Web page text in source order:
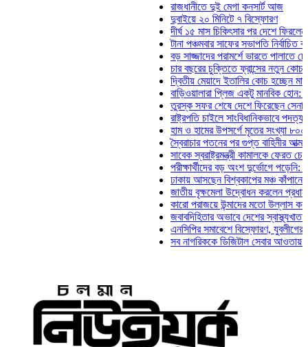
রাজধানীতে দুই মেগা কনসার্ট আজ
দুবাইয়ে ২০ মিনিটে ৭ বিস্ফোরণ
দীর্ঘ ১৫ মাস চিকিৎসার পর দেশে ফিরলেন
টানা পঞ্চমবার সাফের সভাপতি নির্বাচিত কাজী
বড় সাজ্জাদের পরামর্শে ভারতে পালাতে
চার বছরের চুক্তিতে ফ্রান্সের নতুন কোচ জিদান
দ্বিতীয় মেয়াদে ইতালির কোচ হচ্ছেন মানচিনি
বাড়িওয়ালারা প্লিজ একটু মানবিক হোন: মনিরা
তুরস্ক সফর শেষে দেশে ফিরেছেন সেনাপ্রধান
রাষ্ট্রপতি চাইলে সাংবিধানিকভাবে পদত্যাগ
হাম ও হামের উপসর্গে মৃতের সংখ্যা ৮০০ ছাড়াল
স্বৈরাচার পতনের পর গুপ্ত বাহিনীর আত্মপ্রকাশ:
সাবেক স্বরাষ্ট্রমন্ত্রী কামালকে ফেরত চেয়ে
পরীক্ষার্থীদের বড় অংশ দুর্ভোগে পড়েনি: ড.
ঢাকায় আসছেন বিশ্বকাপের মঞ্চ কাঁপানো সেই
জাতীয় বৃক্ষমেলা উদ্বোধন করলেন প্রধানমন্ত্রী
কারো পরাজয়ে উন্মাদের মতো উল্লাস করতে হয়
জবাবদিহিতার অভাবে দেশের স্বাস্থ্যখাত নানা
এনসিপির সমাবেশে বিস্ফোরণ, যুবলীগের দুই
সব নাগরিককে ডিজিটাল সেবার আওতায় আনতে